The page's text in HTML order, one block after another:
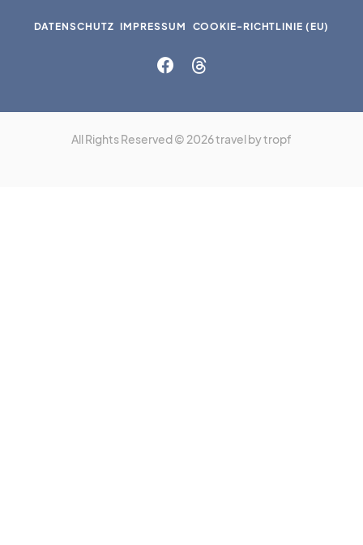
DATENSCHUTZ IMPRESSUM COOKIE-RICHTLINIE (EU)
All Rights Reserved © 2026 travel by tropf